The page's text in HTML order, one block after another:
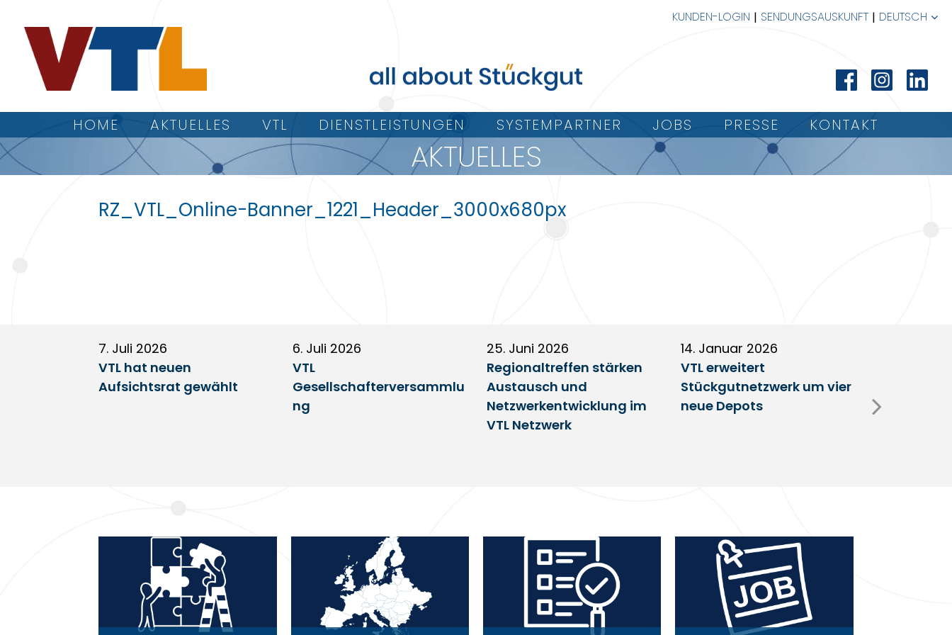
KUNDEN-LOGIN SENDUNGSAUSKUNFT DEUTSCH
HOME AKTUELLES VTL DIENSTLEISTUNGEN SYSTEMPARTNER JOBS PRESSE KONTAKT
AKTUELLES
RZ_VTL_Online-Banner_1221_Header_3000x680px
7. Juli 2026
VTL hat neuen
Aufsichtsrat gewählt
6. Juli 2026
VTL
Gesellschafterversammlu
ng
25. Juni 2026
Regionaltreffen stärken
Austausch und
Netzwerkentwicklung im
VTL Netzwerk
14. Januar 2026
VTL erweitert
Stückgutnetzwerk um vier
neue Depots